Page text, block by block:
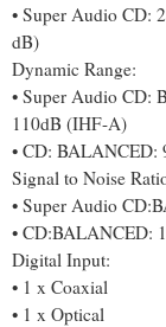
• Super Audio CD:
dB)
Dynamic Range:
• Super Audio CD:
110dB (IHF-A)
• CD:
Signal to Noise
• Super Audio
• CD:BALANCED:
Digital Input:
• 1 x Coaxial
• 1 x Optical